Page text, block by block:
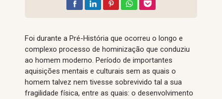
Foi durante a Pré-História que ocorreu o longo e
complexo processo de hominização que conduziu
ao homem moderno. Período de importantes
aquisições mentais e culturais sem as quais o
homem talvez nem tivesse sobrevivido tal a sua
fragilidade física, entre as quais: o desenvolvimento